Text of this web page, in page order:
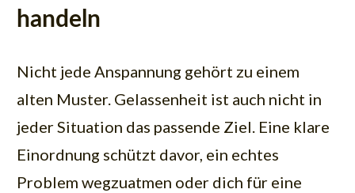
handeln
Nicht jede Anspannung gehört zu einem
alten Muster. Gelassenheit ist auch nicht in
jeder Situation das passende Ziel. Eine klare
Einordnung schützt davor, ein echtes
Problem wegzuatmen oder dich für eine